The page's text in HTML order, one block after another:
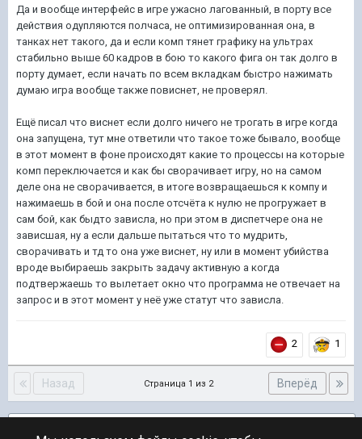
Да и вообще интерфейс в игре ужасно лагованный, в порту все
действия одупляются полчаса, не оптимизированная она, в
танках нет такого, да и если комп тянет графику на ультрах
стабильно выше 60 кадров в бою то какого фига он так долго в
порту думает, если начать по всем вкладкам быстро нажимать
думаю игра вообще также повиснет, не проверял.
Ещё писал что виснет если долго ничего не трогать в игре когда
она запущена, тут мне ответили что такое тоже бывало, вообще
в этот момент в фоне происходят какие то процессы на которые
комп переключается и как бы сворачивает игру, но на самом
деле она не сворачивается, в итоге возвращаешься к компу и
нажимаешь в бой и она после отсчёта к нулю не прогружает в
сам бой, как быдто зависла, но при этом в диспетчере она не
зависшая, ну а если дальше пытаться что то мудрить,
сворачивать и тд то она уже виснет, ну или в момент убийства
вроде выбираешь закрыть задачу активную а когда
подтвержаешь то вылетает окно что программа не отвечает на
запрос и в этот момент у неё уже статут что зависла.
2 1
Назад Вперёд
Страница 1 из 2